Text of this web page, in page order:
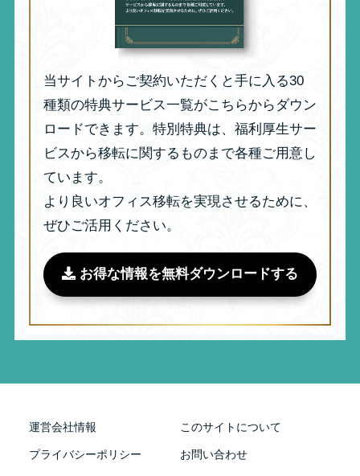
当サイトからご契約いただくと手に入る30
種類の特典サービス一覧がこちらからダウン
ロードできます。特別特典は、福利厚生サー
ビスから移転に関するものまで各種ご用意し
ています。
より良いオフィス移転を実現させるために、
ぜひご活用ください。
お得な情報を無料ダウンロードする
運営会社情報 このサイトについて
プライバシーポリシー お問い合わせ